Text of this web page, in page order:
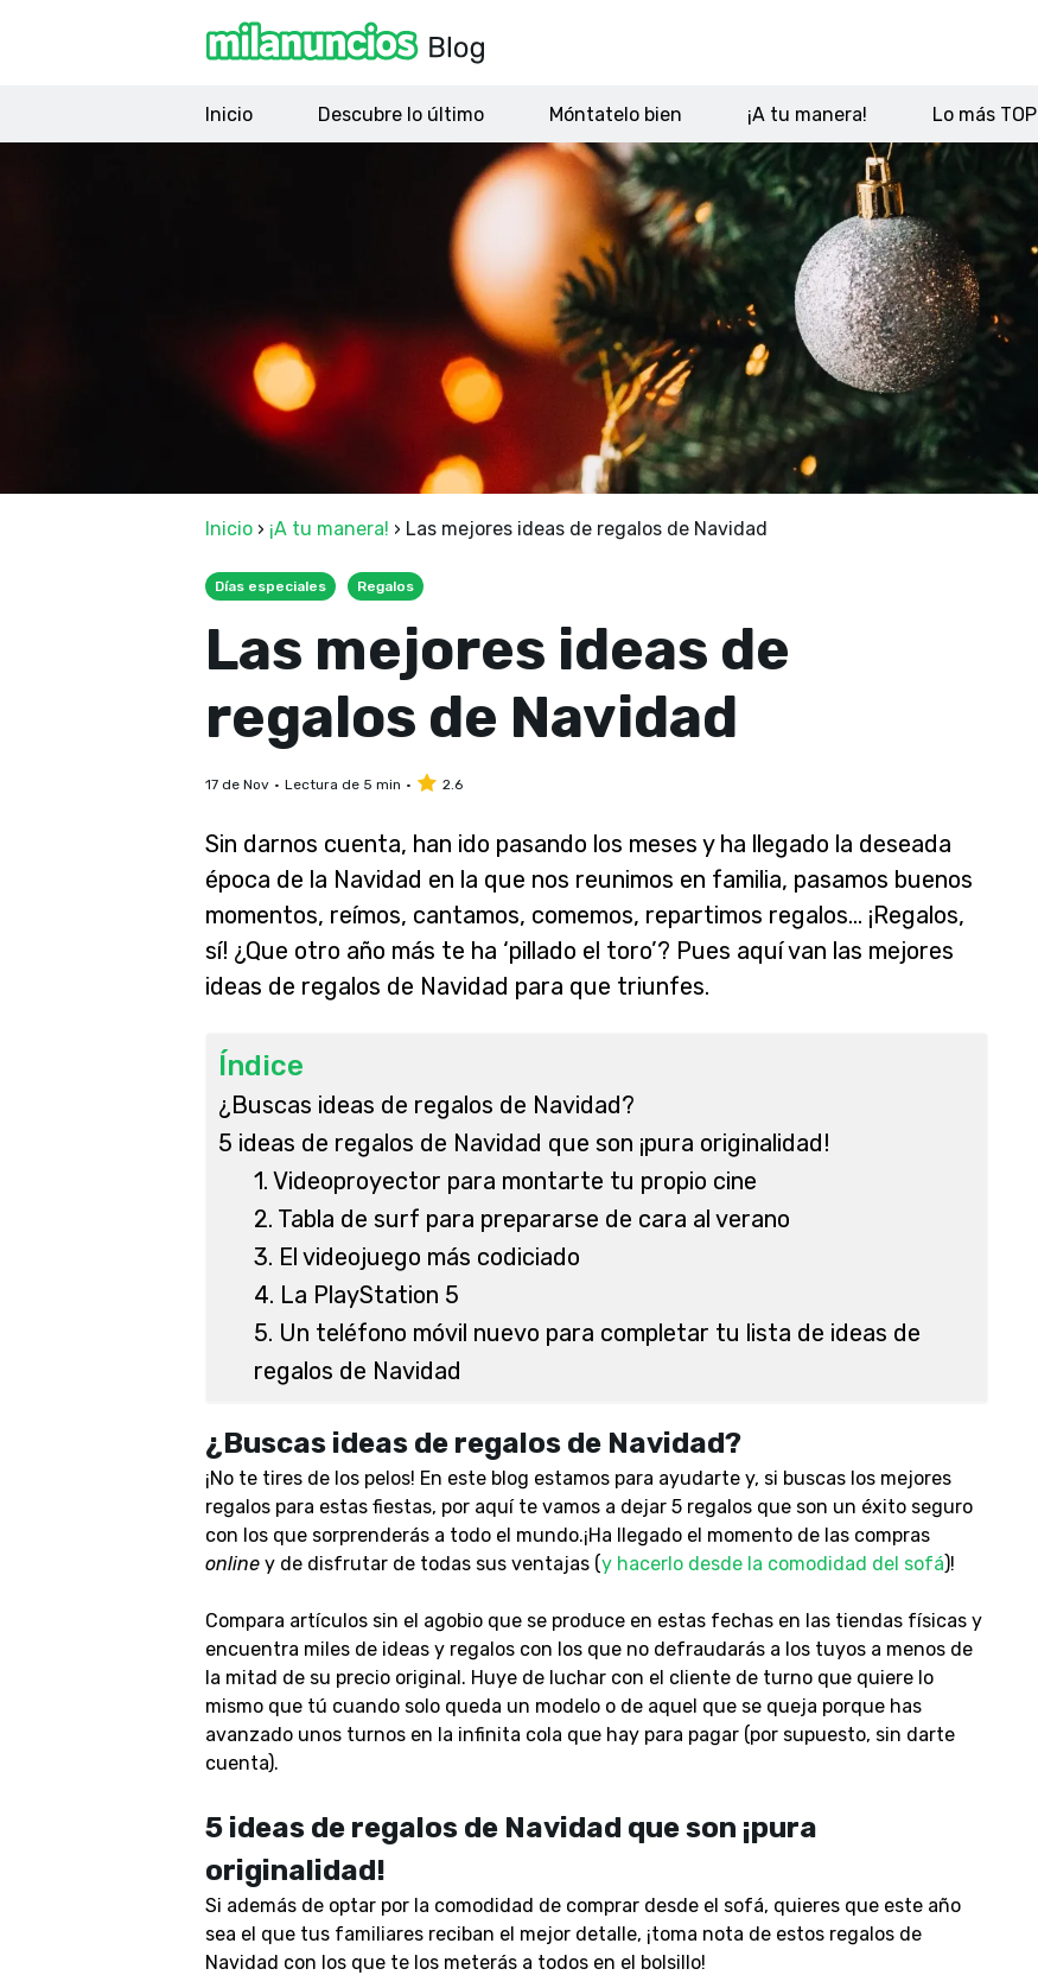
Inicio Descubre lo último Móntatelo bien ¡A tu manera! Lo más TOP
Inicio › ¡A tu manera! › Las mejores ideas de regalos de Navidad
Días especiales Regalos
Las mejores ideas de
regalos de Navidad
17 de Nov Lectura de 5 min 2.6
Sin darnos cuenta, han ido pasando los meses y ha llegado la deseada
época de la Navidad en la que nos reunimos en familia, pasamos buenos
momentos, reímos, cantamos, comemos, repartimos regalos… ¡Regalos,
sí! ¿Que otro año más te ha ‘pillado el toro’? Pues aquí van las mejores
ideas de regalos de Navidad para que triunfes.
Índice
¿Buscas ideas de regalos de Navidad?
5 ideas de regalos de Navidad que son ¡pura originalidad!
1. Videoproyector para montarte tu propio cine
2. Tabla de surf para prepararse de cara al verano
3. El videojuego más codiciado
4. La PlayStation 5
5. Un teléfono móvil nuevo para completar tu lista de ideas de
regalos de Navidad
¿Buscasideas de regalos de Navidad?
¡No te tires de los pelos! En este blog estamos para ayudarte y, si buscas los mejores
regalos para estas fiestas, por aquí te vamos a dejar 5 regalos que son un éxito seguro
con los que sorprenderás a todo el mundo.¡Ha llegado el momento de las compras
online y de disfrutar de todas sus ventajas (y hacerlo desde la comodidad del sofá)!
Compara artículos sin el agobio que se produce en estas fechas en las tiendas físicas y
encuentra miles de ideas y regalos con los que no defraudarás a los tuyos a menos de
la mitad de su precio original. Huye de luchar con el cliente de turno que quiere lo
mismo que tú cuando solo queda un modelo o de aquel que se queja porque has
avanzado unos turnos en la infinita cola que hay para pagar (por supuesto, sin darte
cuenta).
5 ideas de regalos de Navidad que son ¡pura
originalidad!
Si además de optar por la comodidad de comprar desde el sofá, quieres que este año
sea el que tus familiares reciban el mejor detalle, ¡toma nota de estos regalos de
Navidad con los que te los meterás a todos en el bolsillo!